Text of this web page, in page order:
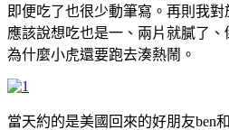
即便吃了也很少動筆寫。再則我
應該說想吃也是一、兩片就膩了
為什麼小虎還要跑去湊熱鬧。
當天約的是美國回來的好朋友ben